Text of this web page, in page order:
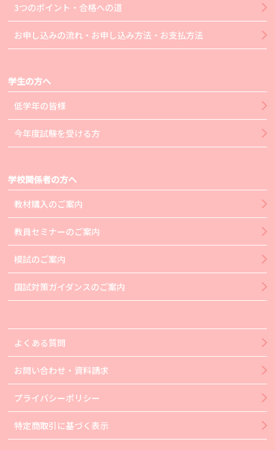
3つのポイント・合格への道
お申し込みの流れ・お申し込み方法・お支払方法
学生の方へ
低学年の皆様
今年度試験を受ける方
学校関係者の方へ
教材購入のご案内
教員セミナーのご案内
模試のご案内
国試対策ガイダンスのご案内
よくある質問
お問い合わせ・資料請求
プライバシーポリシー
特定商取引に基づく表示